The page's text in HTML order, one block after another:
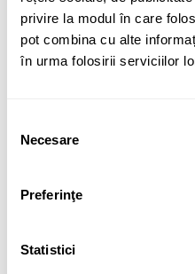
privire la modul în care
pot combina cu alte
în urma folosirii serviciilor
consimțământului
Necesare
Preferinţe
Statistici
Sunt de acord cupolitica de
caracter personal.
Detalii ale